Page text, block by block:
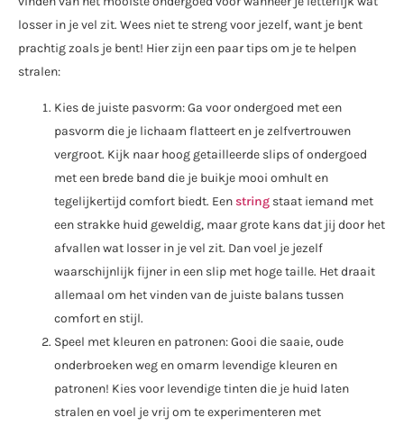
losser in je vel zit. Wees niet te streng voor jezelf, want je bent
prachtig zoals je bent! Hier zijn een paar tips om je te helpen
stralen:
Kies de juiste pasvorm: Ga voor ondergoed met een
pasvorm die je lichaam flatteert en je zelfvertrouwen
vergroot. Kijk naar hoog getailleerde slips of ondergoed
met een brede band die je buikje mooi omhult en
tegelijkertijd comfort biedt. Eenstring staat iemand met
een strakke huid geweldig, maar grote kans dat jij door het
afvallen wat losser in je vel zit. Dan voel je jezelf
waarschijnlijk fijner in een slip met hoge taille. Het draait
allemaal om het vinden van de juiste balans tussen
comfort en stijl.
Speel met kleuren en patronen: Gooi die saaie, oude
onderbroeken weg en omarm levendige kleuren en
patronen! Kies voor levendige tinten die je huid laten
stralen en voel je vrij om te experimenteren met